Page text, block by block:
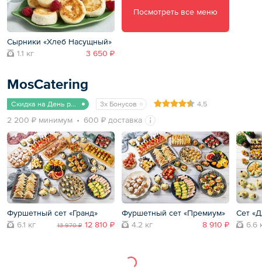
Сырники «Хлеб Насущный»
1.1 кг
3 650 ₽
Посмотреть все меню
MosCatering
Скидка на День рождения 3x Бонусов 4,5
2 200 ₽ минимум 600 ₽ доставка
Фуршетный сет «Гранд»
6.1 кг
13 970 ₽ 12 810 ₽
Фуршетный сет «Премиум»
4.2 кг
8 910 ₽
Сет
6.6